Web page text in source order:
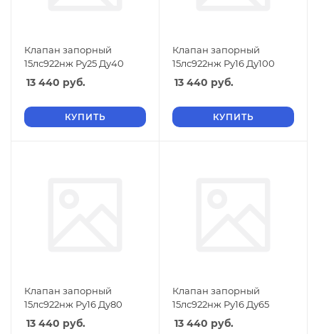
Клапан запорный
15лс922нж Ру25 Ду40
13 440 руб.
КУПИТЬ
Клапан запорный
15лс922нж Ру16 Ду100
13 440 руб.
КУПИТЬ
Клапан запорный
15лс922нж Ру16 Ду80
13 440 руб.
Клапан запорный
15лс922нж Ру16 Ду65
13 440 руб.